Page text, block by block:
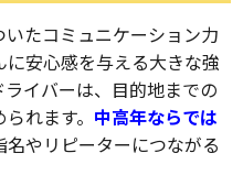
たコミュニケーション力
安心感を与える大きな強
イバーは、目的地までの
れます。 中高年ならでは
やリピーターにつながる